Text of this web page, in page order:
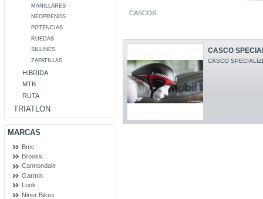
MANILLARES
NEOPRENOS
POTENCIAS
RUEDAS
SILLINES
ZAPATILLAS
HIBRIDA
MTB
RUTA
TRIATLON
MARCAS
Bmc
Brooks
Cannondale
Garmin
Look
Niner Bikes
CASCOS
CASCO
CASCO